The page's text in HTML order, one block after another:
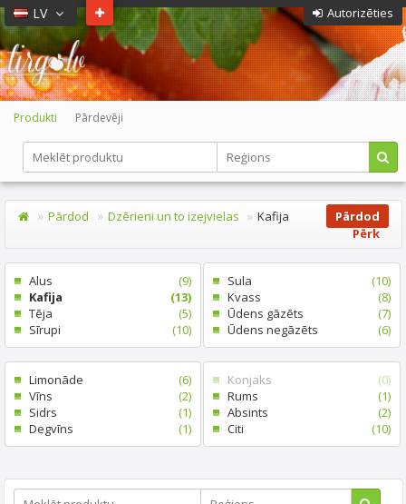
Autorizēties
LV
Produkti Pārdevēji
Pārdod Dzērieni un to izejvielas Kafija
Pārdod
Pērk
Alus
(9)
Kafija
(13)
Tēja
(5)
Sīrupi
(10)
Sula
(10)
Kvass
(8)
Ūdens gāzēts
(7)
Ūdens negāzēts
(6)
Limonāde
(6)
Vīns
(2)
Sidrs
(1)
Degvīns
(1)
Konjaks
(0)
Rums
(1)
Absints
(2)
Citi
(10)